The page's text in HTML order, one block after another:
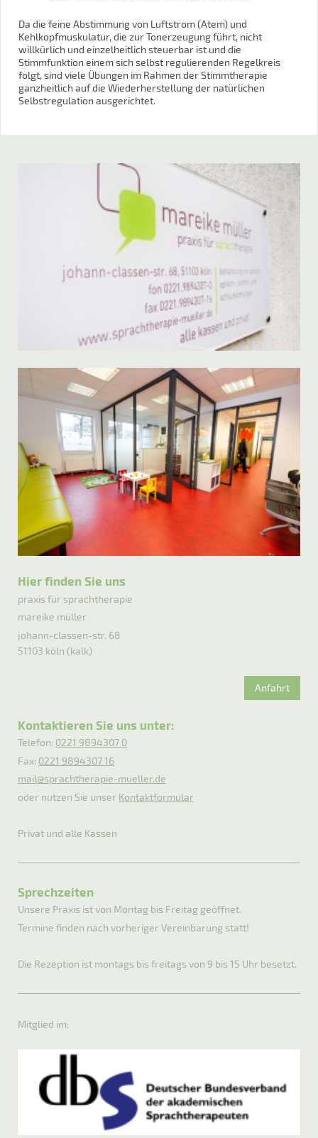
Da die feine Abstimmung von Luftstrom (Atem) und
Kehlkopfmuskulatur, die zur Tonerzeugung führt, nicht
willkürlich und einzelheitlich steuerbar ist und die
Stimmfunktion einem sich selbst regulierenden Regelkreis
folgt, sind viele Übungen im Rahmen der Stimmtherapie
ganzheitlich auf die Wiederherstellung der natürlichen
Selbstregulation ausgerichtet.
Hier finden Sie uns
praxis für sprachtherapie
mareike müller
johann-classen-str. 68
51103 köln (kalk)
Anfahrt
Kontaktieren Sie uns unter:
Telefon: 0221 9894307 0
Fax: 0221 9894307 16
mail@sprachtherapie-mueller.de
oder nutzen Sie unser Kontaktformular
Privat und alle Kassen
Sprechzeiten
Unsere Praxis ist von Montag bis Freitag geöffnet.
Termine finden nach vorheriger Vereinbarung statt!
Die Rezeption ist montags bis freitags von 9 bis 15 Uhr besetzt.
Mitglied im: